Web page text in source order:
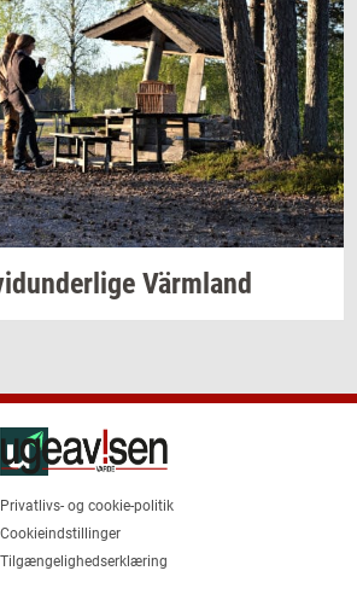
Värmland
Privatlivs- og cookie-politik
Cookieindstillinger
Tilgængelighedserklæring